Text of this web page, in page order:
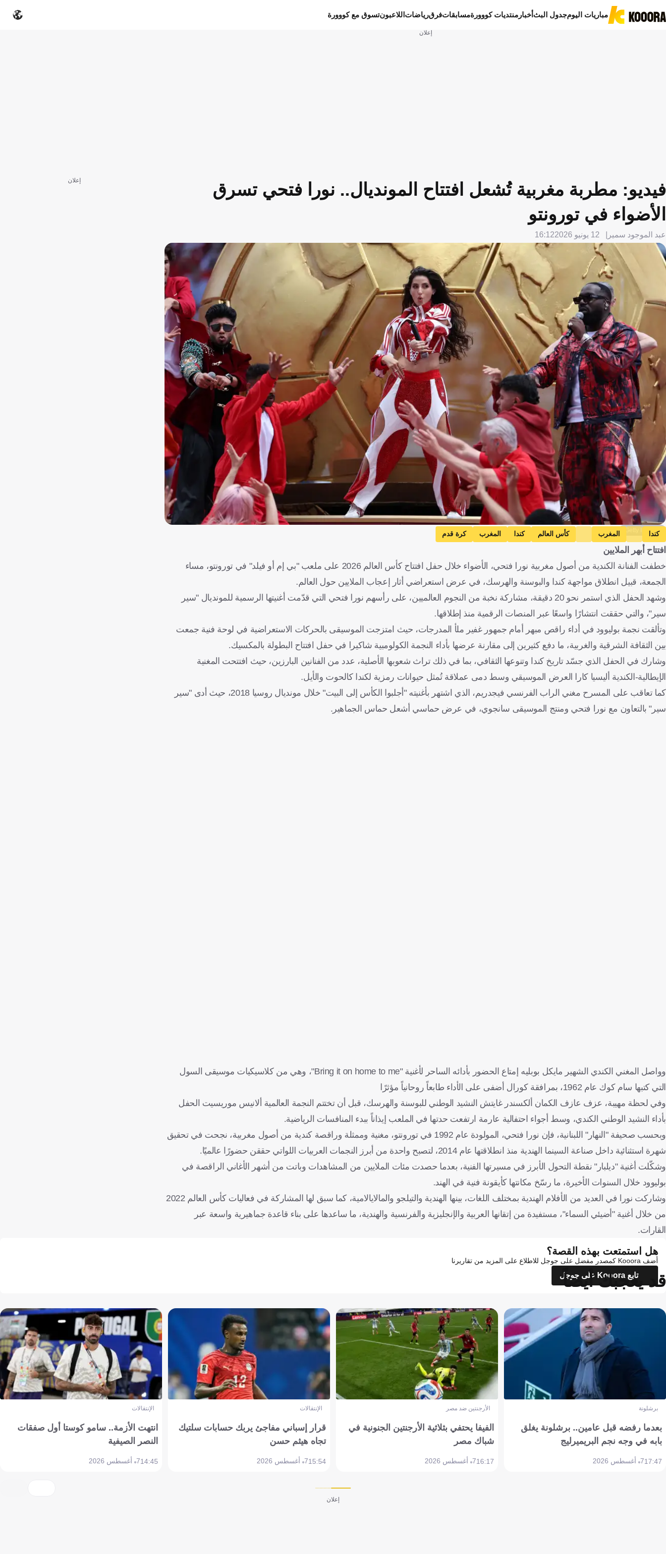
مباريات اليومجدول البثأخبار منتديات كووورةمسابقاتفرقرياضات اللاعبونتسوق مع كووورة
إعلان
فيديو: مطربة مغربية تُشعل افتتاح المونديال.. نورا فتحي تسرق
الأضواء في تورونتو
عبد الموجود سمير 12 يونيو 2026 16:12
Getty Images
كندا المغرب كأس العالم كندا المغرب كرة قدم
افتتاح أبهر الملايين
خطفت الفنانة الكندية من أصول مغربية نورا فتحي، الأضواء خلال حفل افتتاح كأس العالم 2026 على ملعب "بي إم أو فيلد" في تورونتو، مساء
الجمعة، قبيل انطلاق مواجهة كندا والبوسنة والهرسك، في عرض استعراضي أثار إعجاب الملايين حول العالم.
وشهد الحفل الذي استمر نحو 20 دقيقة، مشاركة نخبة من النجوم العالميين، على رأسهم نورا فتحي التي قدّمت أغنيتها الرسمية للمونديال "سير
سير"، والتي حققت انتشارًا واسعًا عبر المنصات الرقمية منذ إطلاقها.
وتألقت نجمة بوليوود في أداء راقص مبهر أمام جمهور غفير ملأ المدرجات، حيث امتزجت الموسيقى بالحركات الاستعراضية في لوحة فنية جمعت
بين الثقافة الشرقية والغربية، ما دفع كثيرين إلى مقارنة عرضها بأداء النجمة الكولومبية شاكيرا في حفل افتتاح البطولة بالمكسيك.
وشارك في الحفل الذي جسّد تاريخ كندا وتنوعها الثقافي، بما في ذلك تراث شعوبها الأصلية، عدد من الفنانين البارزين، حيث افتتحت المغنية
الإيطالية-الكندية أليسيا كارا العرض الموسيقي وسط دمى عملاقة تُمثل حيوانات رمزية لكندا كالحوت والأيل.
كما تعاقب على المسرح مغني الراب الفرنسي فيجدريم، الذي اشتهر بأغنيته "أجلبوا الكأس إلى البيت" خلال مونديال روسيا 2018، حيث أدى "سير
سير" بالتعاون مع نورا فتحي ومنتج الموسيقى سانجوي، في عرض حماسي أشعل حماس الجماهير.
وواصل المغني الكندي الشهير مايكل بوبليه إمتاع الحضور بأدائه الساحر لأغنية "Bring it on home to me"، وهي من كلاسيكيات موسيقى السول
التي كتبها سام كوك عام 1962، بمرافقة كورال أضفى على الأداء طابعاً روحانياً مؤثرًا
وفي لحظة مهيبة، عزف عازف الكمان ألكسندر غايتش النشيد الوطني للبوسنة والهرسك، قبل أن تختتم النجمة العالمية ألانيس موريسيت الحفل
بأداء النشيد الوطني الكندي، وسط أجواء احتفالية عارمة ارتفعت حدتها في الملعب إيذاناً ببدء المنافسات الرياضية.
وبحسب صحيفة "النهار" اللبنانية، فإن نورا فتحي، المولودة عام 1992 في تورونتو، مغنية وممثلة وراقصة كندية من أصول مغربية، نجحت في تحقيق
شهرة استثنائية داخل صناعة السينما الهندية منذ انطلاقتها عام 2014، لتصبح واحدة من أبرز النجمات العربيات اللواتي حققن حضورًا عالميًا.
وشكّلت أغنية "ديلبار" نقطة التحول الأبرز في مسيرتها الفنية، بعدما حصدت مئات الملايين من المشاهدات وباتت من أشهر الأغاني الراقصة في
بوليوود خلال السنوات الأخيرة، ما رسّخ مكانتها كأيقونة فنية في الهند.
وشاركت نورا في العديد من الأفلام الهندية بمختلف اللغات، بينها الهندية والتيلجو والمالايالامية، كما سبق لها المشاركة في فعاليات كأس العالم 2022
من خلال أغنية "أضيئي السماء"، مستفيدة من إتقانها العربية والإنجليزية والفرنسية والهندية، ما ساعدها على بناء قاعدة جماهيرية واسعة عبر
القارات.
إعلان
هل استمتعت بهذه القصة؟
أضف Kooora كمصدر مفضل على جوجل للاطلاع على المزيد من تقاريرنا
تابع Kooora على جوجل
قد يعجبك أيضاً
برشلونة
بعدما رفضه قبل عامين.. برشلونة يغلق
بابه في وجه نجم البريميرليج
17:477 أغسطس 2026
الأرجنتين ضد مصر
الفيفا يحتفي بثلاثية الأرجنتين الجنونية في
شباك مصر
16:177 أغسطس 2026
الإنتقالات
قرار إسباني مفاجئ يربك حسابات سلتيك
تجاه هيثم حسن
15:547 أغسطس 2026
الإنتقالات
انتهت الأزمة.. سامو كوستا أول صفقات
النصر الصيفية
14:457 أغسطس 2026
إعلان